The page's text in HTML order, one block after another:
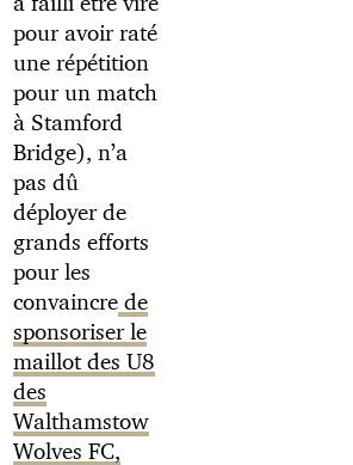
pour avoir raté
une répétition
pour un match
à Stamford
Bridge), n’a
pas dû
déployer de
grands efforts
pour les
convaincrede
sponsoriser le
maillot des U8
des
Walthamstow
Wolves FC,